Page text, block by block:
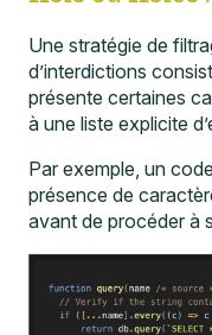
Une stratégie de
d’interdictions
présente certaines
à une liste explicite
Par exemple, un
présence de
avant de procéder à